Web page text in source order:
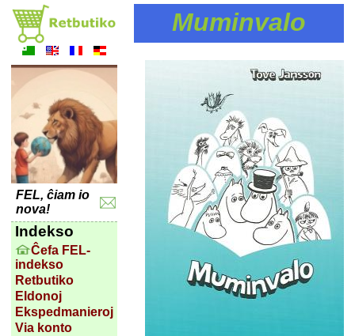
FEL, ĉiam io
nova!
Indekso
Ĉefa FEL-
indekso
Retbutiko
Eldonoj
Ekspedmanieroj
Via konto
Muminvalo